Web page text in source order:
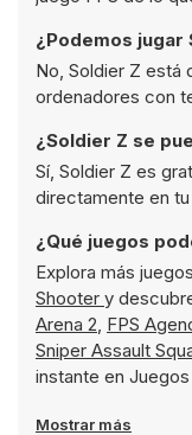
¿Podemos jugar
No, Soldier Z está
ordenadores con
¿Soldier Z se
Sí, Soldier Z es
directamente en
¿Qué juegos
Explora más
Shooter y
Arena 2, FPS
Sniper Assault
instante en
Mostrar más